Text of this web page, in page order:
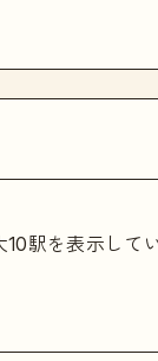
駅を表示して